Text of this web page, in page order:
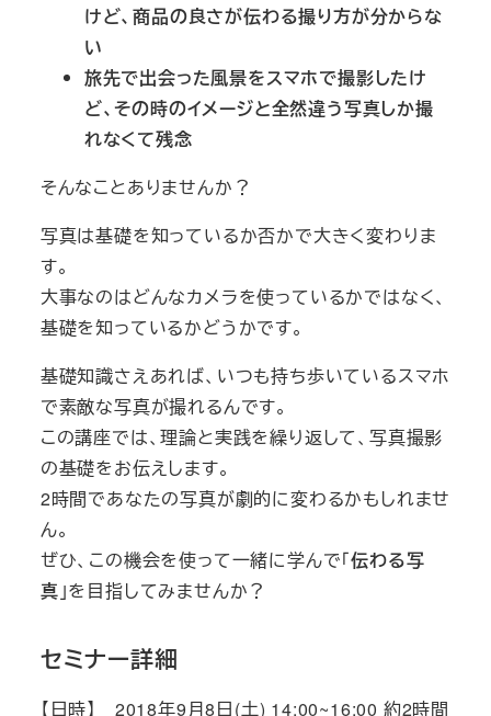
けど、商品の良さが伝わる撮り方が分からな
い
旅先で出会った風景をスマホで撮影したけ
ど、その時のイメージと全然違う写真しか撮
れなくて残念
そんなことありませんか？
写真は基礎を知っているか否かで大きく変わりま
す。
大事なのはどんなカメラを使っているかではなく、
基礎を知っているかどうかです。
基礎知識さえあれば、いつも持ち歩いているスマホ
で素敵な写真が撮れるんです。
この講座では、理論と実践を繰り返して、写真撮影
の基礎をお伝えします。
2時間であなたの写真が劇的に変わるかもしれませ
ん。
ぜひ、この機会を使って一緒に学んで「伝わる写
真 」を目指してみませんか？
セミナー詳細
【日時】
2018年9月8日(土) 14:00~16:00 約2時間